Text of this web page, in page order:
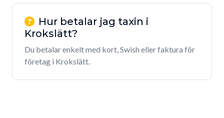
Hur betalar jag taxin i
Krokslätt?
Du betalar enkelt med kort, Swish eller faktura för
företag i Krokslätt.